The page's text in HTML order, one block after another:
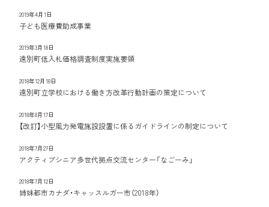
2019年4月1日
子ども医療費助成事業
2019年3月18日
遠別町低入札価格調査制度実施要領
2018年12月18日
遠別町立学校における働き方改革行動計画の策定について
2018年8月17日
【改訂】小型風力発電施設設置に係るガイドラインの制定について
2018年7月27日
アクティブシニア多世代拠点交流センター「なごーみ」
2018年7月12日
姉妹都市カナダ・キャッスルガー市（2018年）